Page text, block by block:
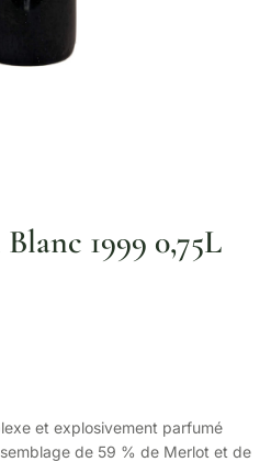
1999 0,75L
et explosivement parfumé
de 59 % de Merlot et de